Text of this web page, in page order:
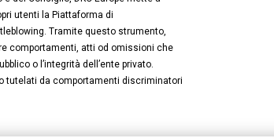
utenti la Piattaforma di
Tramite questo strumento,
comportamenti, atti od omissioni che
o l’integrità dell’ente privato.
tutelati da comportamenti discriminatori